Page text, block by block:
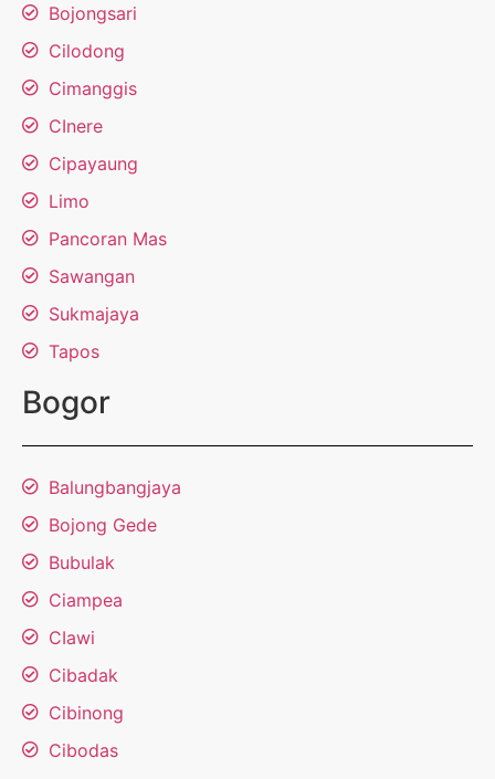
Bojongsari
Cilodong
Cimanggis
CInere
Cipayaung
Limo
Pancoran Mas
Sawangan
Sukmajaya
Tapos
Bogor
Balungbangjaya
Bojong Gede
Bubulak
Ciampea
CIawi
Cibadak
Cibinong
Cibodas